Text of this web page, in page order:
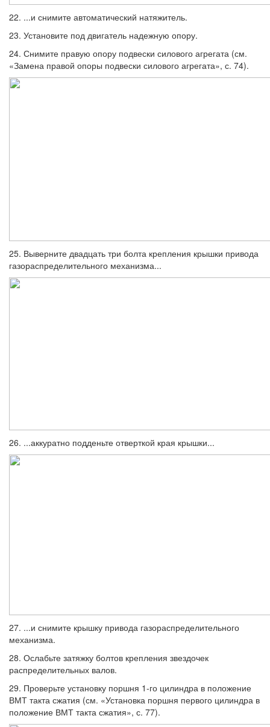
22. ...и снимите автоматический натяжи­тель.
23. Установите под двигатель надежную опору.
24. Снимите правую опору подвески си­лового агрегата (см.
«Замена правой опо­ры подвески силового агрегата», с. 74).
25. Выверните двадцать три болта кре­пления крышки привода
газораспредели­тельного механизма...
26. ...аккуратно подденьте отверткой края крышки...
27. ...и снимите крышку привода газора­спределительного
механизма.
28. Ослабьте затяжку болтов крепления звездочек
распределительных валов.
29. Проверьте установку поршня 1-го ци­линдра в положение
ВМТ такта сжатия (см. «Установка поршня первого цилиндра в
по­ложение ВМТ такта сжатия», с. 77).